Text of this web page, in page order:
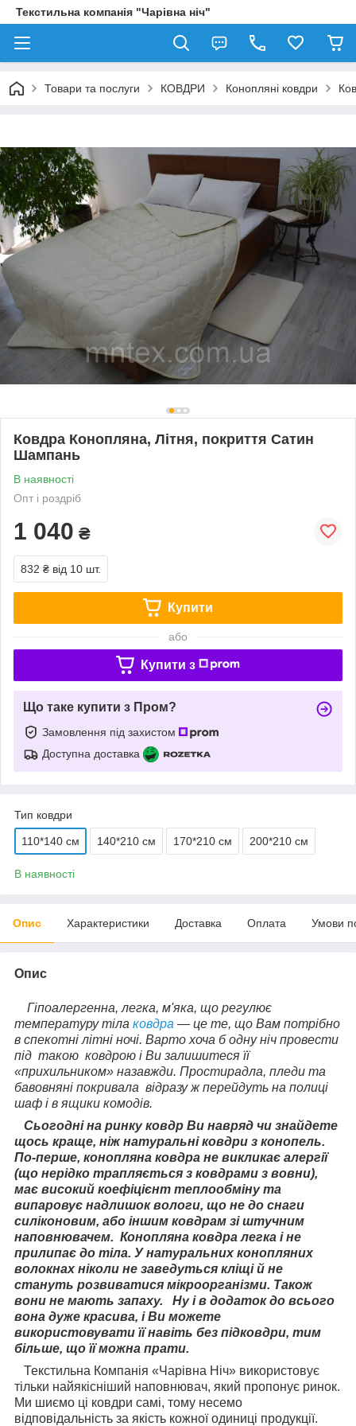
Текстильна компанія "Чарівна ніч"
Товари та послуги КОВДРИ Конопляні ковдри
Ковдра Конопляна, Літня, покриття Сатин
Шампань
В наявності
Опт і роздріб
1 040 ₴
832 ₴ від 10 шт.
Купити
або
Купити з
Що таке купити з Пром?
Замовлення під захистом
Доступна доставка
Тип ковдри
110*140 см 140*210 см 170*210 см 200*210 см
В наявності
Опис Характеристики Доставка Оплата Умови
Опис
Гіпоалергенна, легка, м'яка, що регулює
температуру тіла ковдра — це те, що Вам потрібно
в спекотні літні ночі. Варто хоча б одну ніч провести
під такою ковдрою і Ви залишитеся її
«прихильником» назавжди. Простирадла, пледи та
бавовняні покривала відразу ж перейдуть на полиці
шаф і в ящики комодів.
Сьогодні на ринку ковдр Ви навряд чи знайдете
щось краще, ніж натуральні ковдри з конопель.
По-перше, конопляна ковдра не викликає алергії
(що нерідко трапляється з ковдрами з вовни),
має високий коефіцієнт теплообміну та
випаровує надлишок вологи, що не до снаги
силіконовим, або іншим ковдрам зі штучним
наповнювачем. Конопляна ковдра легка і не
прилипає до тіла. У натуральних конопляних
волокнах ніколи не заведуться кліщі й не
стануть розвиватися мікроорганізми. Також
вони не мають запаху. Ну і в додаток до всього
вона дуже красива, і Ви можете
використовувати її навіть без підковдри, тим
більше, що її можна прати.
Текстильна Компанія «Чарівна Ніч» використовує
тільки найякісніший наповнювач, який пропонує ринок.
Ми шиємо ці ковдри самі, тому несемо
відповідальність за якість кожної одиниці продукції.